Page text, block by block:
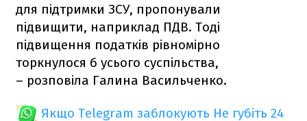
для підтримки ЗСУ, пропонували
підвищити, наприклад ПДВ. Тоді
підвищення податків рівномірно
торкнулося б усього суспільства,
– розповіла Галина Васильченко.
Якщо Telegram заблокують Не губіть 24